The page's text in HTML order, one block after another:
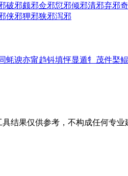
破邪颇邪佥邪愆邪倾邪清邪弃邪
侠邪狎邪狭邪泻邪
蚝谀亦甯趋钭填怦显遁牜 茂件棸鲲
结果仅供参考，不构成任何专业